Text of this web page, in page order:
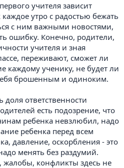
учителя зависит
утро с радостью бежать
с ним важными новостями,
ошибку. Конечно, родители,
учителя и зная
переживают, сможет ли
каждому ученику, не будет ли
брошенным и одиноким.
доля ответственности
есть подозрение, что
ребенка невзлюбил, надо
ребенка перед всем
давление, оскорбления - это
менять без раздумий.
жалобы, конфликты здесь не